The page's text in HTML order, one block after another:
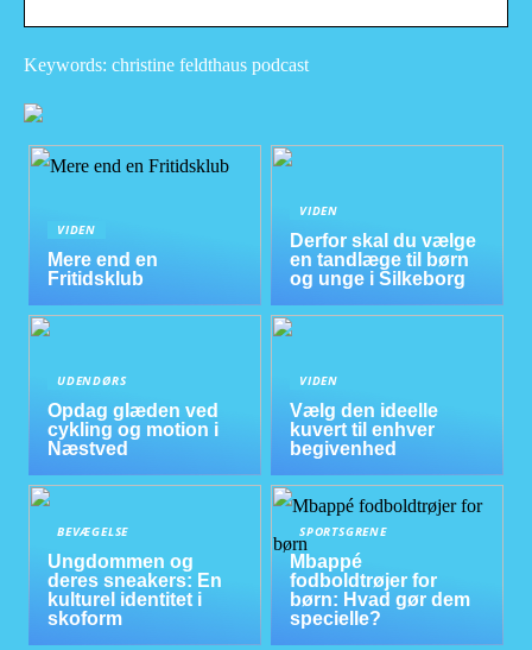
Keywords: christine feldthaus podcast
VIDEN
Mere end en
Fritidsklub
VIDEN
Derfor skal du vælge
en tandlæge til børn
og unge i Silkeborg
UDENDØRS
Opdag glæden ved
cykling og motion i
Næstved
VIDEN
Vælg den ideelle
kuvert til enhver
begivenhed
BEVÆGELSE
Ungdommen og
deres sneakers: En
kulturel identitet i
skoform
SPORTSGRENE
Mbappé
fodboldtrøjer for
børn: Hvad gør dem
specielle?